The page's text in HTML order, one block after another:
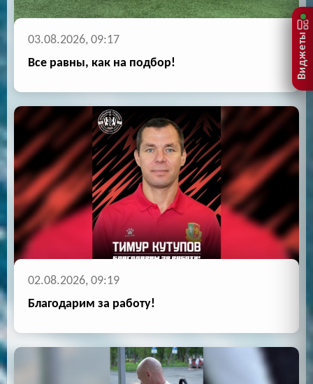
03.08.2026, 09:17
Все равны, как на подбор!
02.08.2026, 09:19
Благодарим за работу!
Виджеты